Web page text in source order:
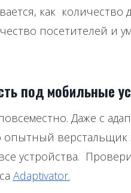
как количество
посетителей и
под мобильные
Даже с
опытный верстальщик
устройства.
Adaptivator.